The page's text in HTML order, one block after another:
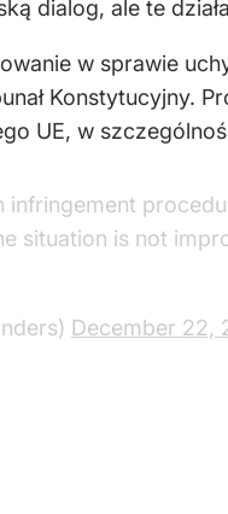
dialog, ale te
w sprawie
Konstytucyjny.
UE, w
infringement
situation is not
December 22,